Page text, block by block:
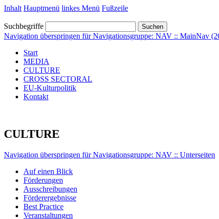
Inhalt Hauptmenü linkes Menü Fußzeile
Suchbegriffe Suchen
Navigation überspringen für Navigationsgruppe: NAV :: MainNav
Start
MEDIA
CULTURE
CROSS SECTORAL
EU-Kulturpolitik
Kontakt
CULTURE
Navigation überspringen für Navigationsgruppe: NAV :: Unterseiten
Auf einen Blick
Förderungen
Ausschreibungen
Förderergebnisse
Best Practice
Veranstaltungen